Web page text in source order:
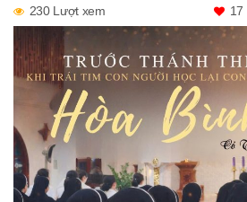
230 Lượt xem 17